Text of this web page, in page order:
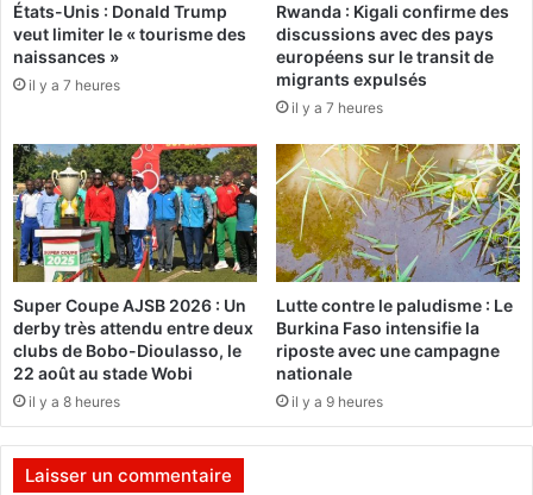
g
o
u
y
D
’
i
m
p
o
r
t
a
n
t
d
u
c
t
i
:
U
n
e
b
o
i
t
à
m
a
États-Unis : Donald Trump
veut limiter le « tourisme des
naissances »
il y a 7 heures
Rwanda : Kigali confirme des
discussions avec des pays
européens sur le transit de
migrants expulsés
il y a 7 heures
Super Coupe AJSB 2026 : Un
derby très attendu entre deux
clubs de Bobo-Dioulasso, le
22 août au stade Wobi
il y a 8 heures
Lutte contre le paludisme : Le
Burkina Faso intensifie la
riposte avec une campagne
nationale
il y a 9 heures
Laisser un commentaire